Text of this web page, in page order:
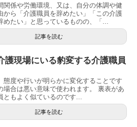
関係や労働環境、又は、自分の体調や健
から「介護職員を辞めたい」「この介護
めたい」と思っているものの、「...
記事を読む
護現場にいる豹変する介護職員
態度や行いが明らかに変化することです
場合は悪い意味で使われます。 裏表があ
ともよく似ているのです...
記事を読む